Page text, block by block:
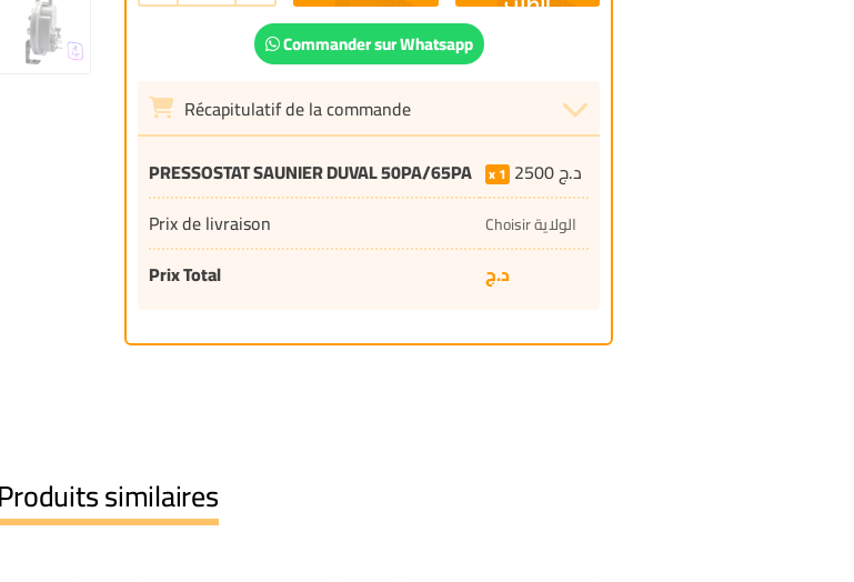
Commander sur Whatsapp
Récapitulatif de la commande
PRESSOSTAT SAUNIER DUVAL 50PA/65PA
1 2500د.ج
Prix de livraison
Choisir الولاية
Prix Total د.ج
Produits similaires